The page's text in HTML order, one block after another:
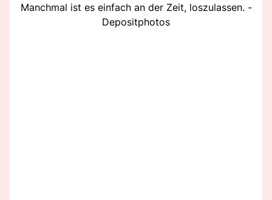
Manchmal ist es einfach an der Zeit, loszulassen. -
Depositphotos